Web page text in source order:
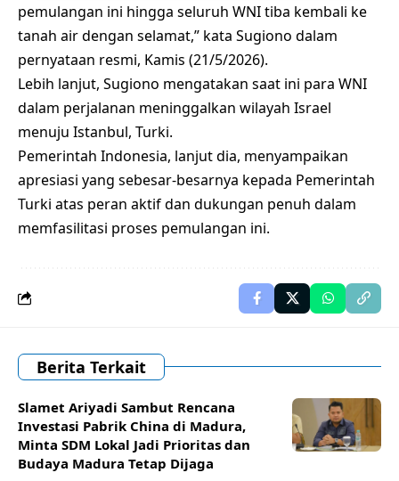
pemulangan ini hingga seluruh WNI tiba kembali ke
tanah air dengan selamat,” kata Sugiono dalam
pernyataan resmi, Kamis (21/5/2026).
Lebih lanjut, Sugiono mengatakan saat ini para WNI
dalam perjalanan meninggalkan wilayah Israel
menuju Istanbul, Turki.
Pemerintah Indonesia, lanjut dia, menyampaikan
apresiasi yang sebesar-besarnya kepada Pemerintah
Turki atas peran aktif dan dukungan penuh dalam
memfasilitasi proses pemulangan ini.
Berita Terkait
Slamet Ariyadi Sambut Rencana
Investasi Pabrik China di Madura,
Minta SDM Lokal Jadi Prioritas dan
Budaya Madura Tetap Dijaga